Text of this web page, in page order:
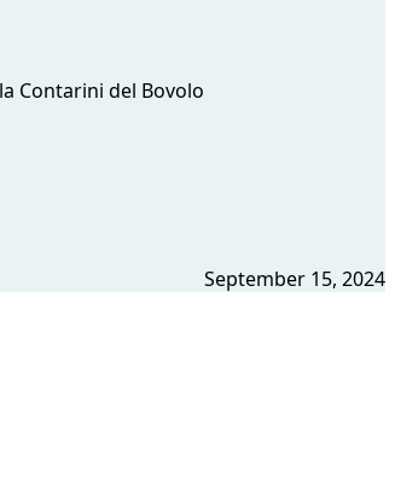
Contarini del Bovolo
September 15, 2024